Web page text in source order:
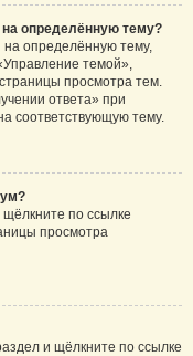
на определённую тему?
на определённую тему,
темой»,
просмотра тем.
ответа» при
соответствующую тему.
по ссылке
просмотра
и щёлкните по ссылке